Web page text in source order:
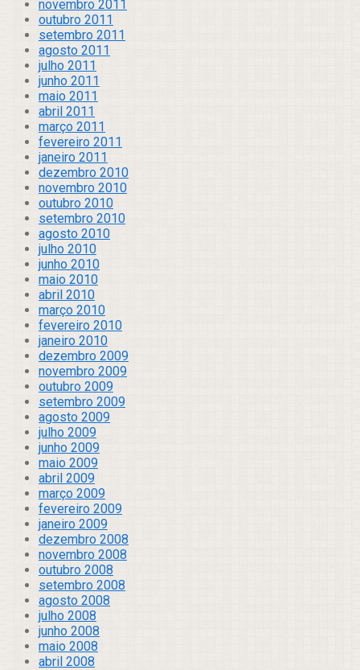
novembro 2011
outubro 2011
setembro 2011
agosto 2011
julho 2011
junho 2011
maio 2011
abril 2011
março 2011
fevereiro 2011
janeiro 2011
dezembro 2010
novembro 2010
outubro 2010
setembro 2010
agosto 2010
julho 2010
junho 2010
maio 2010
abril 2010
março 2010
fevereiro 2010
janeiro 2010
dezembro 2009
novembro 2009
outubro 2009
setembro 2009
agosto 2009
julho 2009
junho 2009
maio 2009
abril 2009
março 2009
fevereiro 2009
janeiro 2009
dezembro 2008
novembro 2008
outubro 2008
setembro 2008
agosto 2008
julho 2008
junho 2008
maio 2008
abril 2008